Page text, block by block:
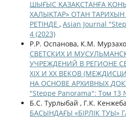
ШЫҒЫС ҚАЗАҚСТАНҒА
ХАЛЫҚТАР» ОТАН ТАРИХЫН
РЕТІНДЕ , Asian Journal
4 (2023)
Р.Р. Оспанова, К.М.
СВЕТСКИХ И
УЧРЕЖДЕНИЙ В РЕГИОНЕ
XIX И XX ВЕКОВ
НА ОСНОВЕ АРХИВНЫХ
"Steppe Panorama": Том 13
Б.С. Турлыбай , Г.К.
БАСЫНДАҒЫ «БІРЛІК ТУЫ»